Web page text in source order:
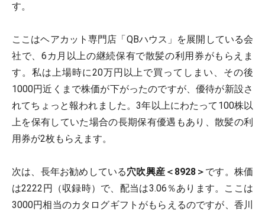
す。
ここはヘアカット専門店「QBハウス」を展開している会
社で、6カ月以上の継続保有で散髪の利用券がもらえま
す。私は上場時に20万円以上で買ってしまい、その後
1000円近くまで株価が下がったのですが、優待が新設さ
れてちょっと報われました。3年以上にわたって100株以
上を保有していた場合の長期保有優遇もあり、散髪の利
用券が2枚もらえます。
次は、長年お勧めしている穴吹興産＜8928＞ です。株価
は2222円（収録時）で、配当は3.06％あります。ここは
3000円相当のカタログギフトがもらえるのですが、香川